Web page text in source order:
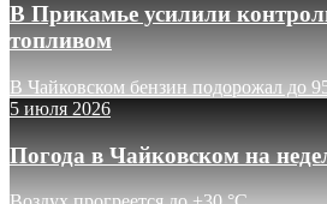
В Прикамье усилили
топливом
В Чайковском бензин подорожал до
5 июля 2026
Погода в Чайковском на